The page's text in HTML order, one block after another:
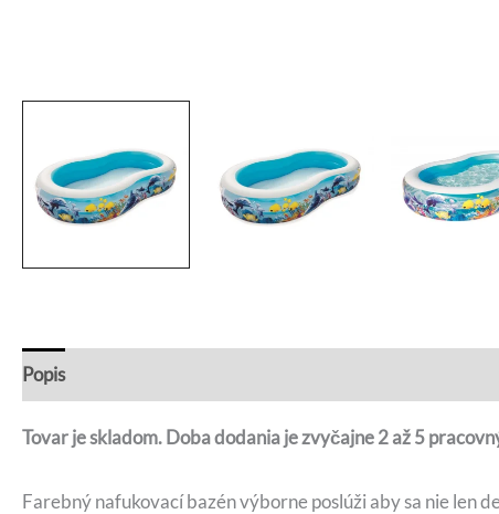
Popis
Tovar je skladom. Doba dodania je zvyčajne 2 až 5
Farebný nafukovací bazén výborne poslúži aby sa nie len